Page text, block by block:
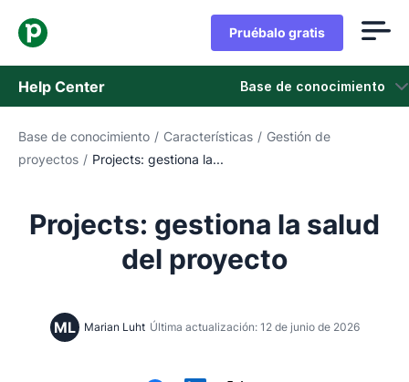
Pruébalo gratis
Help Center Base de conocimiento
Base de conocimiento
Contáctanos
Base de conocimiento / Características / Gestión de
proyectos / Projects: gestiona la...
Projects: gestiona la salud
del proyecto
ML Marian Luht Última actualización: 12 de junio de 2026